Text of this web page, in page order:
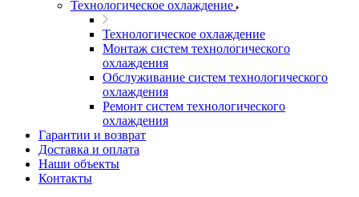
Технологическое охлаждение
Технологическое охлаждение
Монтаж систем технологического
охлаждения
Обслуживание систем технологического
охлаждения
Ремонт систем технологического
охлаждения
Гарантии и возврат
Доставка и оплата
Наши объекты
Контакты